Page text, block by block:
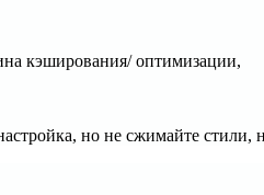
кэширования/ оптимизации,
но не сжимайте стили,